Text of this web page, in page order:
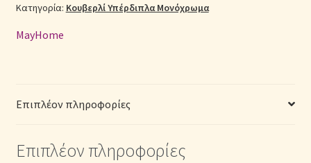
220cm
Μ:
Μονόχρωμο
ποσότητα
Κατηγορία: Κουβερλί Υπέρδιπλα Μονόχρωμα
MayHome
Επιπλέον πληροφορίες
Επιπλέον πληροφορίες